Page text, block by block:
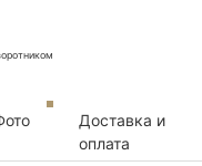
Доставка и
оплата